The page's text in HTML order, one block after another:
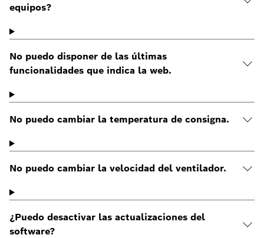
equipos?
No puedo disponer de las últimas
funcionalidades que indica la web.
No puedo cambiar la temperatura de consigna.
No puedo cambiar la velocidad del ventilador.
¿Puedo desactivar las actualizaciones del
software?